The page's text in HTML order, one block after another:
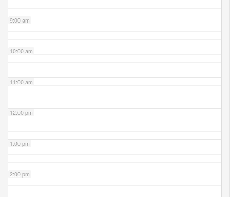
9:00 am
10:00 am
11:00 am
12:00 pm
1:00 pm
2:00 pm